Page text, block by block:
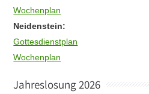
Wochenplan
Neidenstein:
Gottesdienstplan
Wochenplan
Jahreslosung 2026